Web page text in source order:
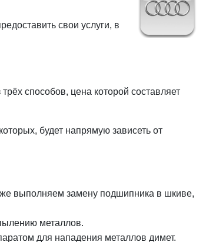
свои услуги, в
способов, цена которой составляет
будет напрямую зависеть от
выполняем замену подшипника в шкиве,
металлов.
для нападения металлов димет.